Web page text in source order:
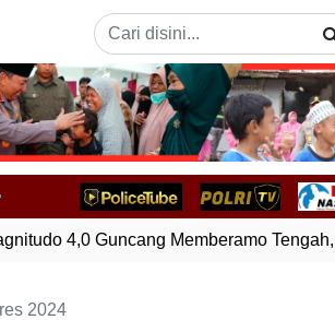
4,0 Guncang Memberamo Tengah,
2024